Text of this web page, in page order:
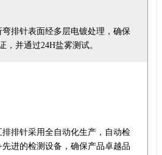
弯排针表面经多层电镀处理，确保
，并通过24H盐雾测试。
排排针采用全自动化生产，自动检
进的检测设备，确保产品卓越品